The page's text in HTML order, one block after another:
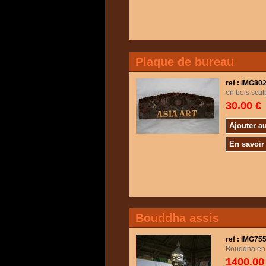
Plaque de bureau
ref :
en bois
30.00 €
Ajouter
En savoir
Bouddha assis
ref :
Bouddha